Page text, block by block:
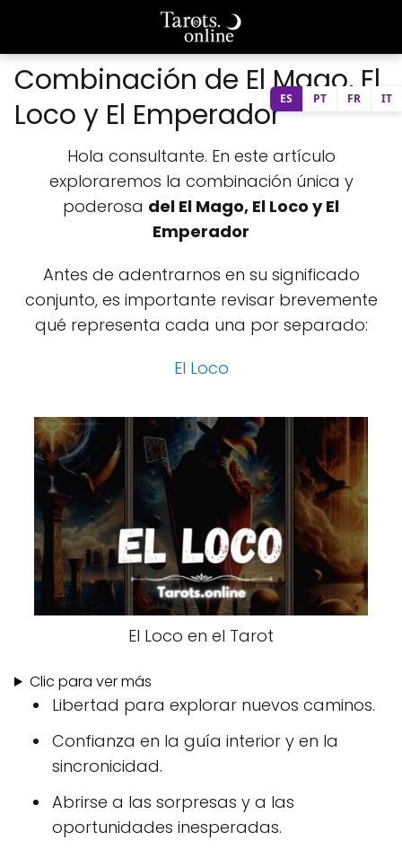
Combinación de El Mago, El
Loco y El Emperador
Hola consultante. En este artículo
exploraremos la combinación única y
poderosa del El Mago, El Loco y El
Emperador
Antes de adentrarnos en su significado
conjunto, es importante revisar brevemente
qué representa cada una por separado:
El Loco
El Loco en el Tarot
Clic para ver más
Libertad para explorar nuevos caminos.
Confianza en la guía interior y en la
sincronicidad.
Abrirse a las sorpresas y a las
oportunidades inesperadas.
ES PT FR IT